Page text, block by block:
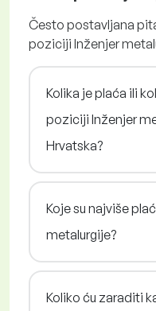
Često postavljana
poziciji Inženjer
Kolika je plaća ili
poziciji Inženjer
Hrvatska?
Koje su najviše
metalurgije?
Koliko ću zaraditi